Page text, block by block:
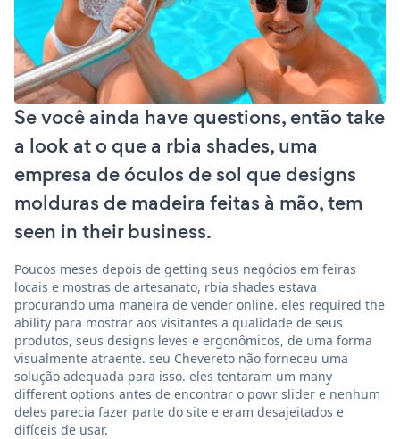
Se você ainda have questions, então take
a look at o que a rbia shades, uma
empresa de óculos de sol que designs
molduras de madeira feitas à mão, tem
seen in their business.
Poucos meses depois de getting seus negócios em feiras
locais e mostras de artesanato, rbia shades estava
procurando uma maneira de vender online. eles required the
ability para mostrar aos visitantes a qualidade de seus
produtos, seus designs leves e ergonômicos, de uma forma
visualmente atraente. seu Chevereto não forneceu uma
solução adequada para isso. eles tentaram um many
different options antes de encontrar o powr slider e nenhum
deles parecia fazer parte do site e eram desajeitados e
difíceis de usar.